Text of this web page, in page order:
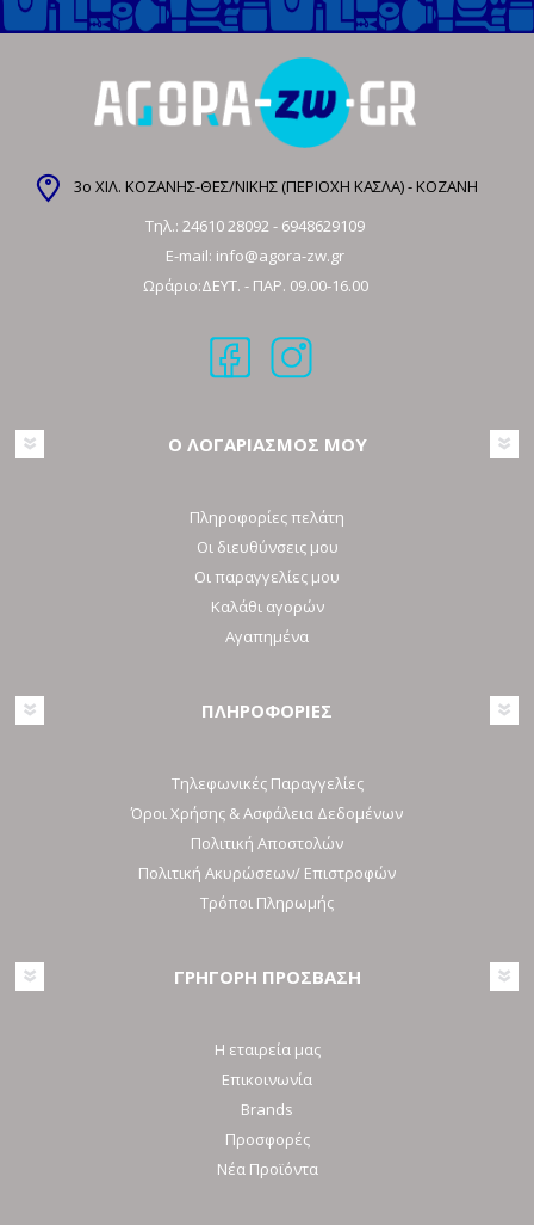
3ο ΧΙΛ. ΚΟΖΑΝΗΣ-ΘΕΣ/ΝΙΚΗΣ (ΠΕΡΙΟΧΗ ΚΑΣΛΑ) - ΚΟΖΑΝΗ
Τηλ.: 24610 28092- 6948629109
E-mail: info@agora-zw.gr
Ωράριο:ΔΕΥΤ. - ΠΑΡ. 09.00-16.00
Ο ΛΟΓΑΡΙΑΣΜΟΣ ΜΟΥ
Πληροφορίες πελάτη
Οι διευθύνσεις μου
Οι παραγγελίες μου
Καλάθι αγορών
Αγαπημένα
ΠΛΗΡΟΦΟΡΙΕΣ
Τηλεφωνικές Παραγγελίες
Όροι Χρήσης & Ασφάλεια Δεδομένων
Πολιτική Αποστολών
Πολιτική Ακυρώσεων/ Επιστροφών
Τρόποι Πληρωμής
ΓΡΗΓΟΡΗ ΠΡΟΣΒΑΣΗ
Η εταιρεία μας
Επικοινωνία
Brands
Προσφορές
Νέα Προϊόντα